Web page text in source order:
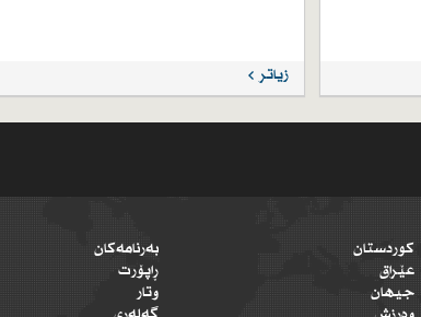
زیاتر
کوردستان
عێراق
جیهان
بەرنامەکان
ڕاپۆرت
وتار